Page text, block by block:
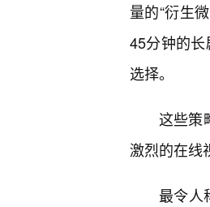
量的“衍生
45分钟的
选择。
这些策
激烈的在线
最令人